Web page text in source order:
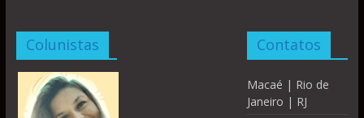
Colunistas Contatos
Macaé | Rio de
Janeiro | RJ